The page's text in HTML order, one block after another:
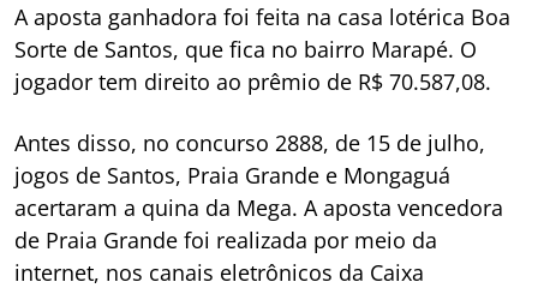
A aposta ganhadora foi feita na casa lotérica Boa
Sorte de Santos, que fica no bairro Marapé. O
jogador tem direito ao prêmio de R$ 70.587,08.
Antes disso, no concurso 2888, de 15 de julho,
jogos de Santos, Praia Grande e Mongaguá
acertaram a quina da Mega. A aposta vencedora
de Praia Grande foi realizada por meio da
internet, nos canais eletrônicos da Caixa